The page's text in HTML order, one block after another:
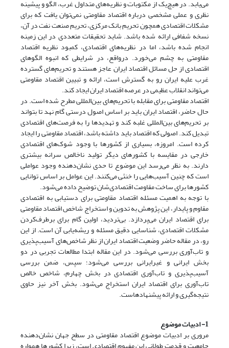
می‌یابد. در هیچ‌یک از مکتوبات و نظریه‌های متداول غرب، الگو و پیشینه
نظری و عملی مشخصی درباره اقتصاد مقاومتی نمی‌توان یافت که برای
مشکلات اقتصادی همچون تحریم بانک مرکزی، تحریم صنعت نفت در آن،
نسخه شفافی ارائه شده باشد. شاید تحقیقات متعددی در این زمینه
انجام شده باشد، اما در نظریه‌های اقتصادی، کمبود نظریه اقتصاد
مقاومتی به چشم می‌خورد. درواقع، در شرایطی که انبوه الگوهای
اقتصادی از حل مسائل اقتصاد ایران عاجز هستند و تحریم‌های گسترده
غرب علیه ایران رو به گسترش است، ارائه و تبیین اقتصاد مقاومتی
می‌تواند انقلاب عظیمی در عرصه اقتصاد ایران ایجاد کند.
اقتصاد مقاومتی برای مقابله با تحریم‌های بین‌المللی مطرح شده است. در
حال حاضر، اقتصاد ایران باید بر اساس اصول درستی گام نهد تا بتواند
بر تحریم‌های بین‌المللی غلبه کند و تهدیدها را به فرصت‌های اقتصادی
تبدیل کند. اصولی که اقتصاد باید داشته باشد، اقتصاد مقاومتی را ایجاد
کرده است. امروزه، بسیاری از کشورها با وجود شوک‌های اقتصادی
خارجی در مقایسه با کشورهای دیگر تولید ناخالص سرانه بیشتری
دارند. به نظر می‌رسد این موضوع تا حدی نشان‌دهنده وجود عواملی
است که چنین آسیب‌هایی را خنثی می‌کنند. این عوامل بر اساس توانایی
کشورها برای ساخت مقاومت اقتصادی‌شان توضیح داده می‌شود.
با توجه به اهمیت مسئله اقتصاد مقاومتی برای دستیابی به اقتصادی
مقاوم و پایدار، این پژوهش به تدوین و استخراج شاخص اقتصاد مقاومتی
برای اقتصاد ایران می‌پردازد. بی‌تردید، اولین گام برای برطرف‌کردن
مشکلات اقتصادی، شناسایی دقیق مسئله و ریشه‌یابی آن است. از این
رو، در مقاله حاضر وضعیت اقتصاد ایران از نظر شاخص‌های آسیب‌پذیری
و تاب‌آوری بررسی می‌شود. در این مقاله ابتدا مطالعات تجربی در دو
بخش ایرانی و غیرایرانی بررسی می‌شود؛ سپس، ضمن بررسی
آسیب‌پذیری و تاب‌آوری اقتصادی در بخش چهارم، شاخص خالص
تاب‌آوری برای اقتصاد ایران استخراج می‌شود. بخش آخر نیز حاوی
نتیجه‌گیری و ارائه پیشنهادهاست.
1- ادبیات موضوع
مروری بر ادبیات موضوع اقتصاد مقاومتی در سطح جهان نشان‌دهنده